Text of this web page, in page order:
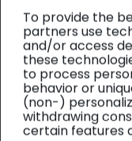
To provide the
partners use
and/or access
these
to process
behavior or
(non-)
withdrawing
certain features